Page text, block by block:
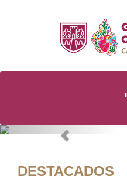
Previous
DESTACADOS